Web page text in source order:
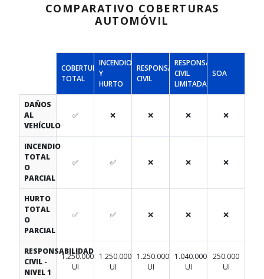
COMPARATIVO COBERTURAS
AUTOMÓVIL
COBERTURA
TOTAL
INCENDIO
Y
HURTO
RESPONSABILIDAD
CIVIL
RESPONSABILIDAD
CIVIL
LIMITADA
SOA
DAÑOS
AL
VEHÍCULO
✅ ❌ ❌ ❌ ❌
INCENDIO
TOTAL
O
PARCIAL
✅ ✅ ❌ ❌ ❌
HURTO
TOTAL
O
PARCIAL
✅ ✅ ❌ ❌ ❌
RESPONSABILIDAD
CIVIL -
NIVEL 1
1.250.000
UI
1.250.000
UI
1.250.000
UI
1.040.000
UI
250.000
UI